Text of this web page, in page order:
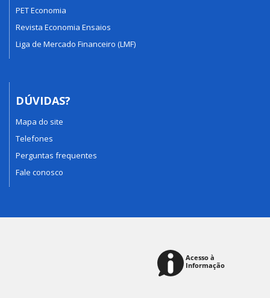
PET Economia
Revista Economia Ensaios
Liga de Mercado Financeiro (LMF)
DÚVIDAS?
Mapa do site
Telefones
Perguntas frequentes
Fale conosco